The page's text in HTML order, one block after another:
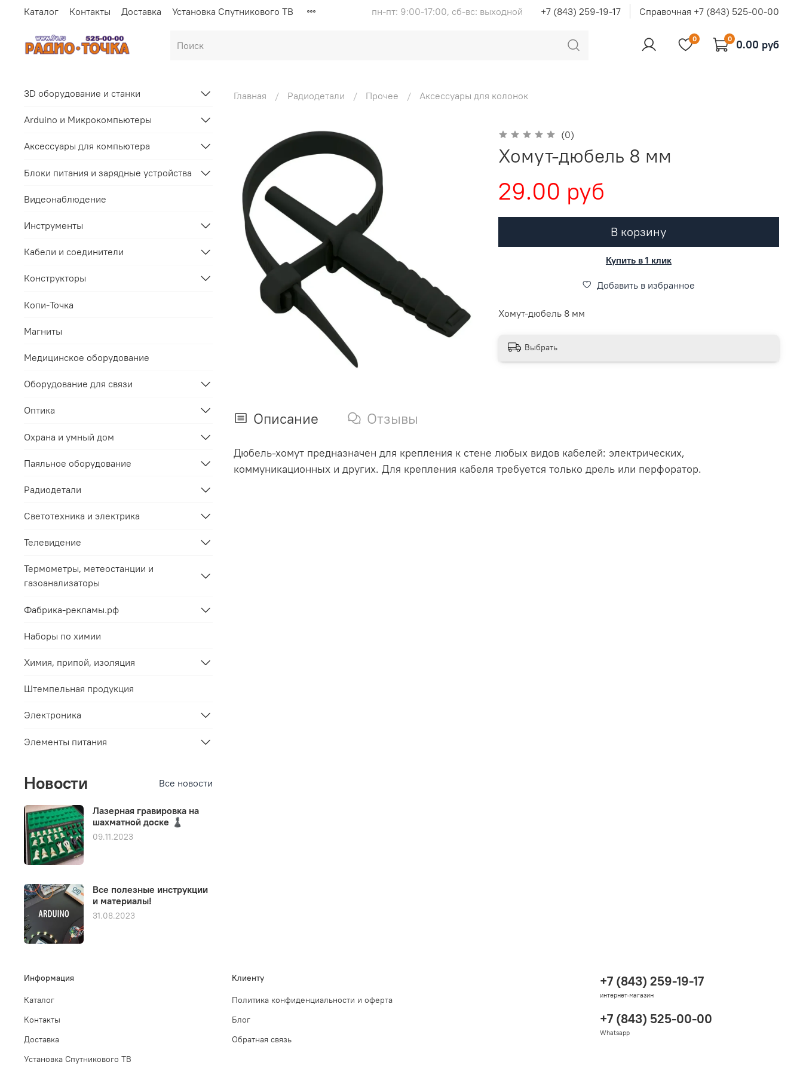
Каталог Контакты Доставка Установка Спутникового ТВ пн-пт: 9:00-17:00, сб-вс: выходной +7 (843) 259-19-17 Справочная +7 (843) 525-00-00
0 0 0.00 руб
Главная Радиодетали Прочее Аксессуары для колонок
(0)
Хомут-дюбель 8 мм
29.00 руб
В корзину
Купить в 1 клик
Добавить в избранное
Хомут-дюбель 8 мм
Выбрать
Описание Отзывы
Дюбель-хомут предназначен для крепления к стене любых видов кабелей: электрических,
коммуникационных и других. Для крепления кабеля требуется только дрель или перфоратор.
3D оборудование и станки
Arduino и Микрокомпьютеры
Аксессуары для компьютера
Блоки питания и зарядные устройства
Видеонаблюдение
Инструменты
Кабели и соединители
Конструкторы
Копи-Точка
Магниты
Медицинское оборудование
Оборудование для связи
Оптика
Охрана и умный дом
Паяльное оборудование
Радиодетали
Светотехника и электрика
Телевидение
Термометры, метеостанции и
газоанализаторы
Фабрика-рекламы.рф
Наборы по химии
Химия, припой, изоляция
Штемпельная продукция
Электроника
Элементы питания
Новости Все новости
Лазерная гравировка на
шахматной доске ♟️
09.11.2023
Все полезные инструкции
и материалы!
31.08.2023
Информация
Каталог
Контакты
Доставка
Установка Спутникового ТВ
Клиенту
Политика конфиденциальности и оферта
Блог
Обратная связь
+7 (843) 259-19-17
интернет-магазин
+7 (843) 525-00-00
Whatsapp